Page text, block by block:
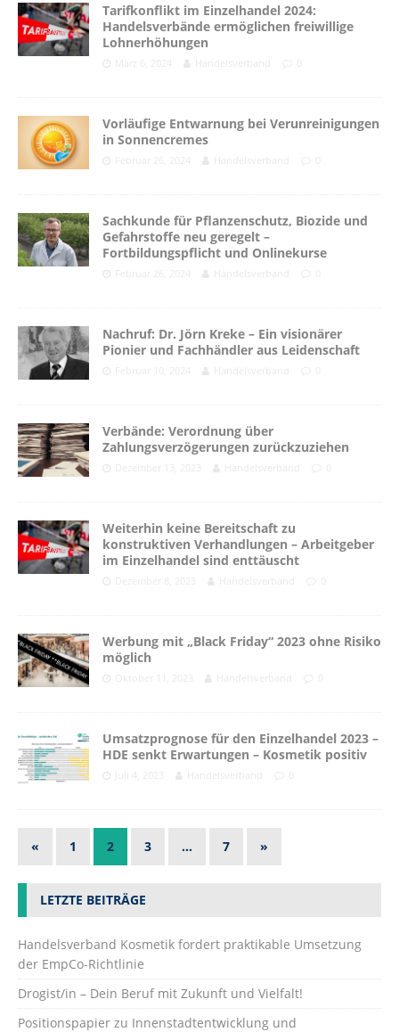
Tarifkonflikt im Einzelhandel 2024:
Handelsverbände ermöglichen freiwillige
Lohnerhöhungen
Vorläufige Entwarnung bei Verunreinigungen
in Sonnencremes
Sachkunde für Pflanzenschutz, Biozide und
Gefahrstoffe neu geregelt –
Fortbildungspflicht und Onlinekurse
Nachruf: Dr. Jörn Kreke – Ein visionärer
Pionier und Fachhändler aus Leidenschaft
Verbände: Verordnung über
Zahlungsverzögerungen zurückzuziehen
Weiterhin keine Bereitschaft zu
konstruktiven Verhandlungen – Arbeitgeber
im Einzelhandel sind enttäuscht
Werbung mit „Black Friday“ 2023 ohne Risiko
möglich
Umsatzprognose für den Einzelhandel 2023 –
HDE senkt Erwartungen – Kosmetik positiv
« 1 2 3 … 7 »
LETZTE BEITRÄGE
Handelsverband Kosmetik fordert praktikable Umsetzung
der EmpCo-Richtlinie
Drogist/in – Dein Beruf mit Zukunft und Vielfalt!
Positionspapier zu Innenstadtentwicklung und